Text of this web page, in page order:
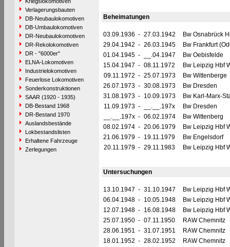
Verlagerungsbauten
DB-Neubaulokomotiven
DB-Umbaulokomotiven
DR-Neubaulokomotiven
DR-Rekolokomotiven
DR - "6000er"
ELNA-Lokomotiven
Industrielokomotiven
Feuerlose Lokomotiven
Sonderkonstruktionen
SAAR (1920 - 1935)
DB-Bestand 1968
DR-Bestand 1970
Auslandsbestände
Lokbestandslisten
Erhaltene Fahrzeuge
Zerlegungen
Beheimatungen
03.09.1936 - 27.03.1942
Bw Osnabrück
29.04.1942 - 26.03.1945
Bw Frankfurt
01.04.1945 - __.04.1947
Bw Oebisfelde
15.04.1947 - 08.11.1972
Bw Leipzig Hbf
09.11.1972 - 25.07.1973
Bw Wittenberge
26.07.1973 - 30.08.1973
Bw Dresden
31.08.1973 - 10.09.1973
Bw Karl-Marx-
11.09.1973 - __.__.197x
Bw Dresden
__.__.197x - 06.02.1974
Bw Wittenberg
08.02.1974 - 20.06.1979
Bw Leipzig Hbf
21.06.1979 - 19.11.1979
Bw Engelsdorf
20.11.1979 - 29.11.1983 Bw Leipzig Hbf
Untersuchungen
13.10.1947 - 31.10.1947
Bw Leipzig Hbf
06.04.1948 - 10.05.1948
Bw Leipzig Hbf
12.07.1948 - 16.08.1948
Bw Leipzig Hbf
25.07.1950 - 07.11.1950
RAW Chemnitz
28.06.1951 - 31.07.1951
RAW Chemnitz
18.01.1952 - 28.02.1952
RAW Chemnitz